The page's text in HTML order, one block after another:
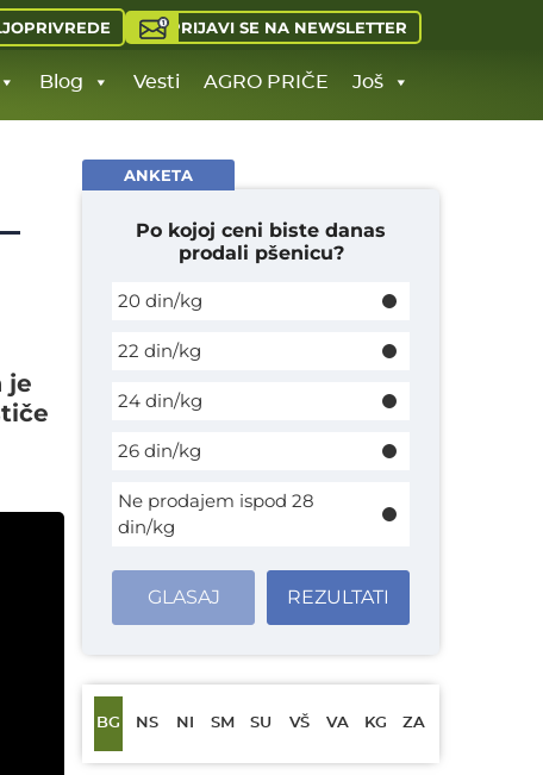
PRIJAVI SE NA NEWSLETTER
Blog Vesti AGRO PRIČE Još
je
ANKETA
Po kojoj ceni biste danas
prodali pšenicu?
20 din/kg
22 din/kg
24 din/kg
26 din/kg
Ne prodajem ispod 28
din/kg
GLASAJ REZULTATI
BG NS NI SM SU VŠ VA KG ZA